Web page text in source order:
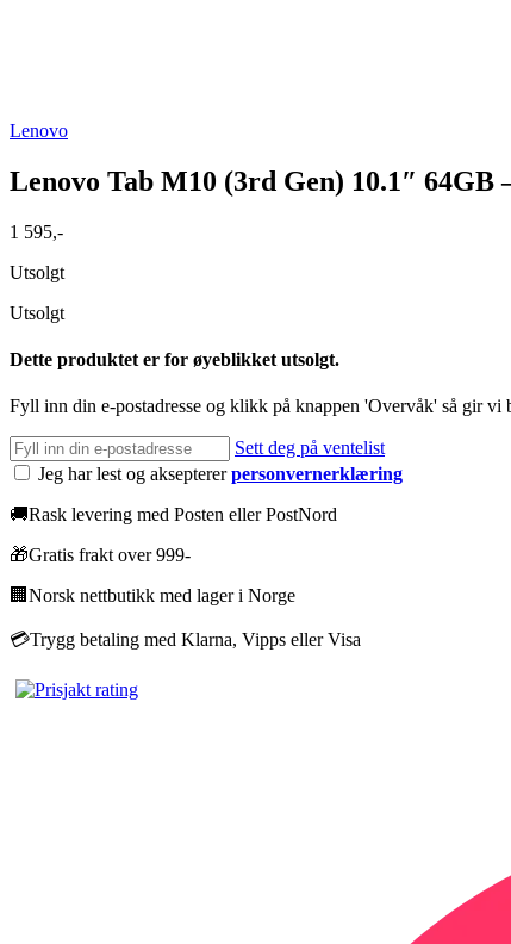
Lenovo
Lenovo Tab M10 (3rd Gen) 10.1″ 64GB
1 595,-
Utsolgt
Utsolgt
Dette produktet er for øyeblikket utsolgt.
Fyll inn din e-postadresse og klikk på knappen 'Overvåk' så gir vi
Sett deg på ventelist
Jeg har lest og akseptererpersonvernerklæring
🚚Rask levering med Posten eller PostNord
🎁Gratis frakt over 999-
🏢 Norsk nettbutikk med lager i Norge
💳Trygg betaling med Klarna, Vipps eller Visa